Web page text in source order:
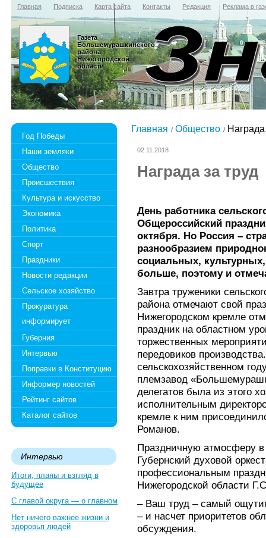
Главная Подписка Карта сайта Контакты Редакция Реклама в
Газета
Большемурашкинского
района
Нижегородской
области
Год Победы
Наши земляки
Общество
Происшествия
Культура и искусство
Экономика
Политика
Спорт
Праздники
Новости редакции
Сельское хозяйство
Прокуратура
информирует
Губерния
Интервью
Поправки в Конституцию
Информер новостей
Рейтинг сайтов
Каталог сайтов
Интервью
Итоги, планы и взгляд в
будущее
С главой округа — о главном
Нет ничего важнее жизни и
здоровья людей
Главная Общество Награда
02.11.2018
Награда за труд
День работника
Общероссийский
октября. Но Россия –
разнообразием
социальных,
больше, поэтому и
Завтра труженики
района отмечают свой
Нижегородском кремле
праздник на областном
торжественных
передовиков
сельскохозяйственном
племзавод
делегатов была из этого
исполнительным
кремле к ним
Романов.
Праздничную атмосферу в
Губернский духовой
профессиональным
Нижегородской области
– Ваш труд – самый
– и насчет приоритетов
обсуждения.